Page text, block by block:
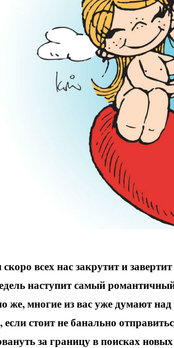
всех нас закрутит и
наступит самый
же, многие из вас уже думают
стоит не банально
за границу в поисках